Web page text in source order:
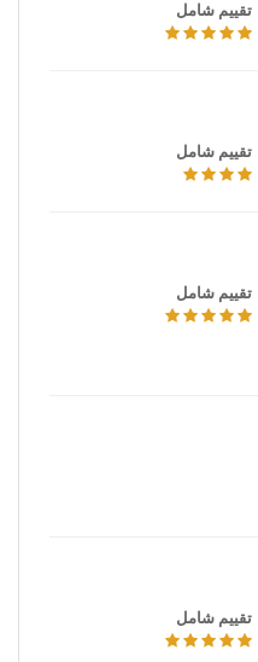
تقييم شامل
تقييم شامل
تقييم شامل
تقييم شامل